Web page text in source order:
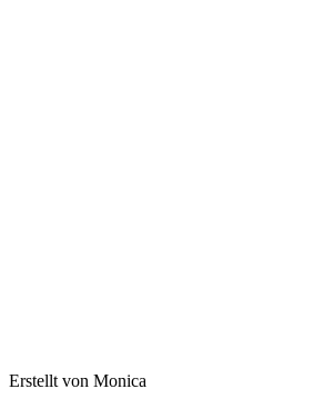
Erstellt von Monica